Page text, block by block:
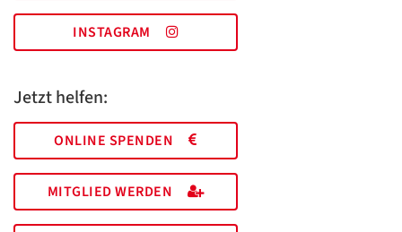
INSTAGRAM
Jetzt helfen:
ONLINE SPENDEN
MITGLIED WERDEN